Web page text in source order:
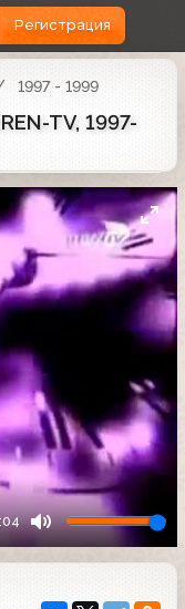
Регистрация
1997 - 1999
TV, 1997-